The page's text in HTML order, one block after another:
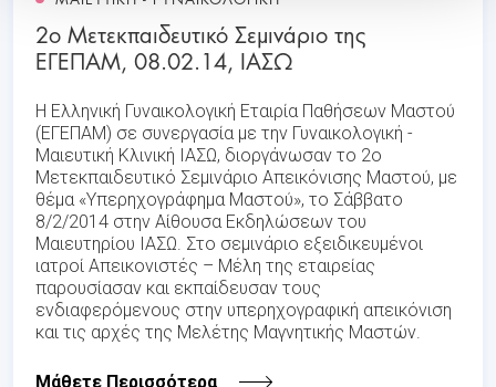
2ο Μετεκπαιδευτικό Σεμινάριο της
ΕΓΕΠΑΜ, 08.02.14, ΙΑΣΩ
Η Ελληνική Γυναικολογική Εταιρία Παθήσεων Μαστού
(ΕΓΕΠΑΜ) σε συνεργασία με την Γυναικολογική -
Μαιευτική Κλινική ΙΑΣΩ, διοργάνωσαν το 2ο
Μετεκπαιδευτικό Σεμινάριο Απεικόνισης Μαστού, με
θέμα «Υπερηχογράφημα Μαστού», το Σάββατο
8/2/2014 στην Αίθουσα Εκδηλώσεων του
Μαιευτηρίου ΙΑΣΩ. Στο σεμινάριο εξειδικευμένοι
ιατροί Απεικονιστές – Μέλη της εταιρείας
παρουσίασαν και εκπαίδευσαν τους
ενδιαφερόμενους στην υπερηχογραφική απεικόνιση
και τις αρχές της Μελέτης Μαγνητικής Μαστών.
Μάθετε Περισσότερα